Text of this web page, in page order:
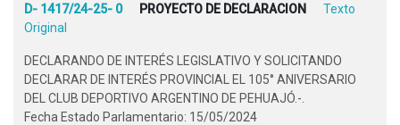
D- 1417/24-25- 0 PROYECTO DE DECLARACION
Texto
Original
DECLARANDO DE INTERÉS LEGISLATIVO Y SOLICITANDO
DECLARAR DE INTERÉS PROVINCIAL EL 105° ANIVERSARIO
DEL CLUB DEPORTIVO ARGENTINO DE PEHUAJÓ.-.
Fecha Estado Parlamentario: 15/05/2024